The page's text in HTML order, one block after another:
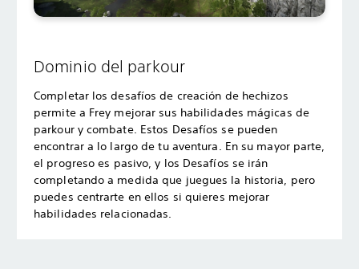
Dominio del parkour
Completar los desafíos de creación de hechizos
permite a Frey mejorar sus habilidades mágicas de
parkour y combate. Estos Desafíos se pueden
encontrar a lo largo de tu aventura. En su mayor parte,
el progreso es pasivo, y los Desafíos se irán
completando a medida que juegues la historia, pero
puedes centrarte en ellos si quieres mejorar
habilidades relacionadas.